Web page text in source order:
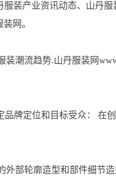
装产业资讯动态、山丹
网。
潮流趋势.山丹服装网
牌定位和目标受众： 在
部轮廓造型和部件细节